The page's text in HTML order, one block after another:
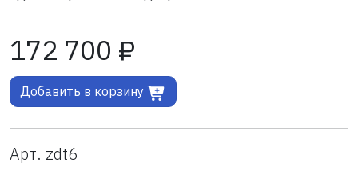
172 700 ₽
Добавить в корзину
Арт. zdt6